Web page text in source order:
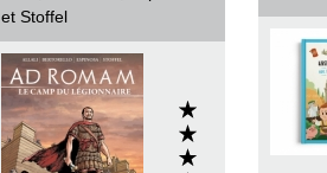
et Stoffel